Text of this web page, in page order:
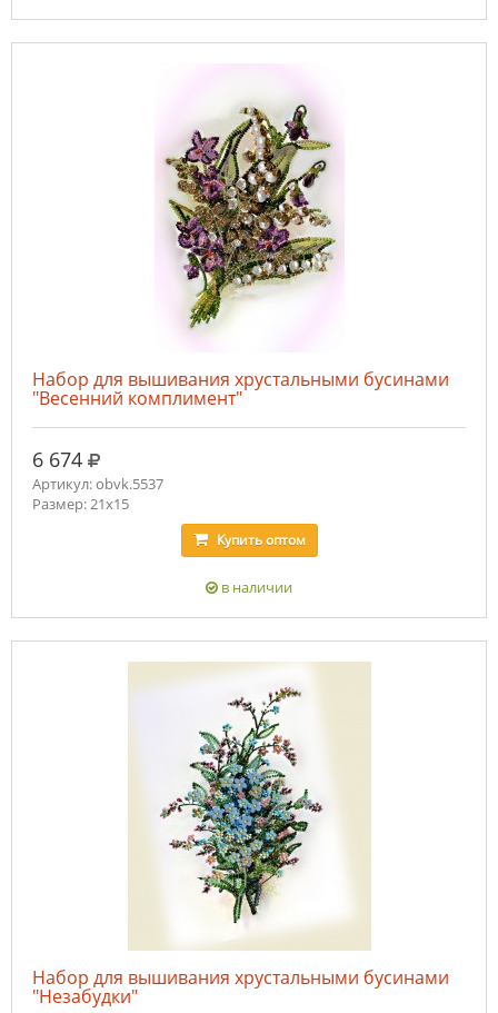
Набор для вышивания хрустальными бусинами
"Весенний комплимент"
6 674 руб.
Артикул: obvk.5537
Размер: 21х15
Купитьоптом
в наличии
Набор для вышивания хрустальными бусинами
"Незабудки"